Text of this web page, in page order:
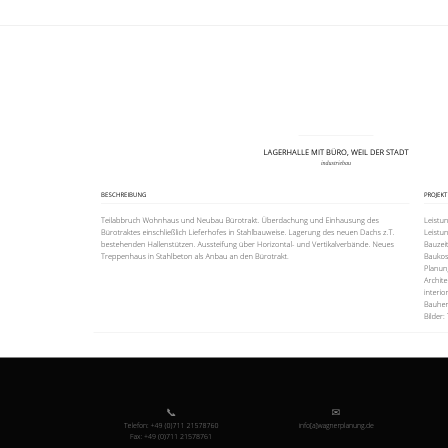
LAGERHALLE MIT BÜRO, WEIL DER STADT
industriebau
BESCHREIBUNG
Teilabbruch Wohnhaus und Neubau Bürotrakt. Überdachung und Einhausung des
Bürotraktes einschließlich Lieferhofes in Stahlbauweise. Lagerung des neuen Dachs z.T.
bestehenden Hallenstützen. Aussteifung über Horizontal- und Vertikalverbände. Neues
Treppenhaus in Stahlbeton als Anbau an den Bürotrakt.
Bilder:
Telefon: +49 (0)711 21578760
Fax: +49 (0)711 21578761
info[a]wagnerplanung.de